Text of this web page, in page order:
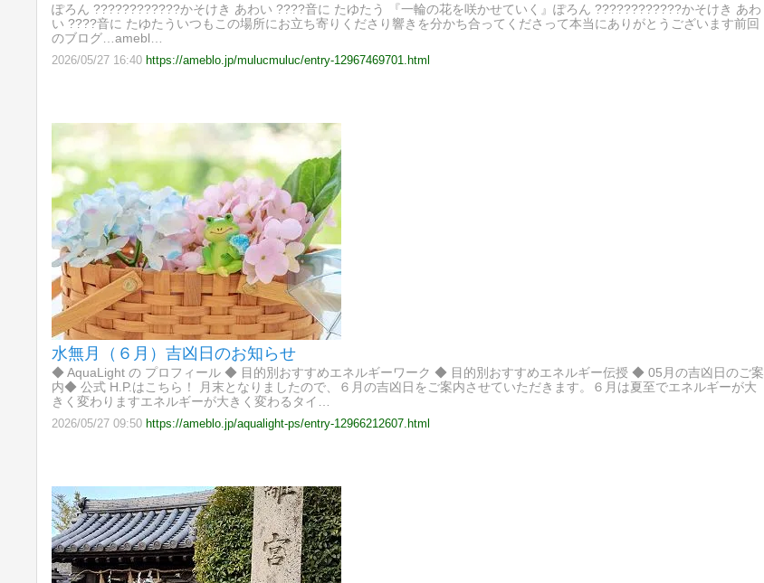
ぽろん ????????????​かそけき あわい ????​音に たゆたう 『一輪の花を咲かせていく』​ぽろん ????????????​かそけき あわ
い ????​音に たゆたう​いつもこの場所にお立ち寄りくださり響きを分かち合ってくださって本当にありがとうございます​前回
のブログ…amebl…
2026/05/27 16:40 https://ameblo.jp/mulucmuluc/entry-12967469701.html
水無月（６月）吉凶日のお知らせ
◆ AquaLight の プロフィール ◆ 目的別おすすめエネルギーワーク ◆ 目的別おすすめエネルギー伝授 ◆ 05月の吉凶日のご案
内◆ 公式 H.P.はこちら！ 月末となりましたので、６月の吉凶日をご案内させていただきます。６月は夏至でエネルギーが大
きく変わりますエネルギーが大きく変わるタイ…
2026/05/27 09:50 https://ameblo.jp/aqualight-ps/entry-12966212607.html